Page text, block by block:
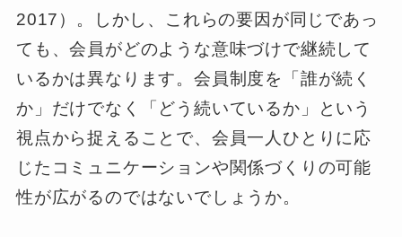
2017）。しかし、これらの要因が同じであっ
ても、会員がどのような意味づけで継続して
いるかは異なります。会員制度を「誰が続く
か」だけでなく「どう続いているか」という
視点から捉えることで、会員一人ひとりに応
じたコミュニケーションや関係づくりの可能
性が広がるのではないでしょうか。